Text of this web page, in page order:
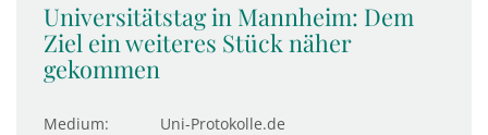
Universitätstag in Mannheim: Dem
Ziel ein weiteres Stück näher
gekommen
Medium: Uni-Protokolle.de